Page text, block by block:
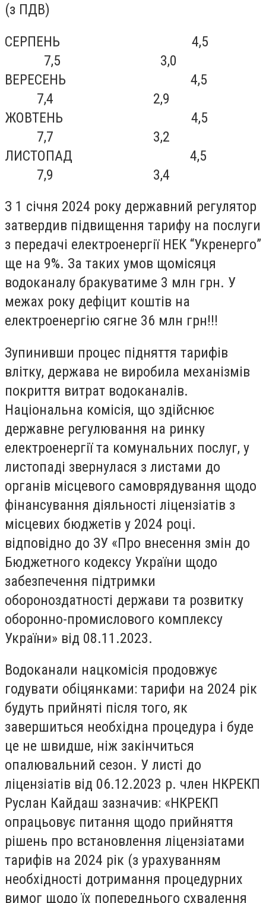
(з ПДВ)
СЕРПЕНЬ 4,5
7,5 3,0
ВЕРЕСЕНЬ 4,5
7,4 2,9
ЖОВТЕНЬ 4,5
7,7 3,2
ЛИСТОПАД 4,5
7,9 3,4
З 1 січня 2024 року державний регулятор
затвердив підвищення тарифу на послуги
з передачі електроенергії НЕК “Укренерго”
ще на 9%. За таких умов щомісяця
водоканалу бракуватиме 3 млн грн. У
межах року дефіцит коштів на
електроенергію сягне 36 млн грн!!!
Зупинивши процес підняття тарифів
влітку, держава не виробила механізмів
покриття витрат водоканалів.
Національна комісія, що здійснює
державне регулювання на ринку
електроенергії та комунальних послуг, у
листопаді звернулася з листами до
органів місцевого самоврядування щодо
фінансування діяльності ліцензіатів з
місцевих бюджетів у 2024 році.
відповідно до ЗУ «Про внесення змін до
Бюджетного кодексу України щодо
забезпечення підтримки
обороноздатності держави та розвитку
оборонно-промислового комплексу
України» від 08.11.2023.
Водоканали нацкомісія продовжує
годувати обіцянками: тарифи на 2024 рік
будуть прийняті після того, як
завершиться необхідна процедура і буде
це не швидше, ніж закінчиться
опалювальний сезон. У листі до
ліцензіатів від 06.12.2023 р. член НКРЕКП
Руслан Кайдаш зазначив: «НКРЕКП
опрацьовує питання щодо прийняття
рішень про встановлення ліцензіатами
тарифів на 2024 рік (з урахуванням
необхідності дотримання процедурних
вимог щодо їх попереднього схвалення